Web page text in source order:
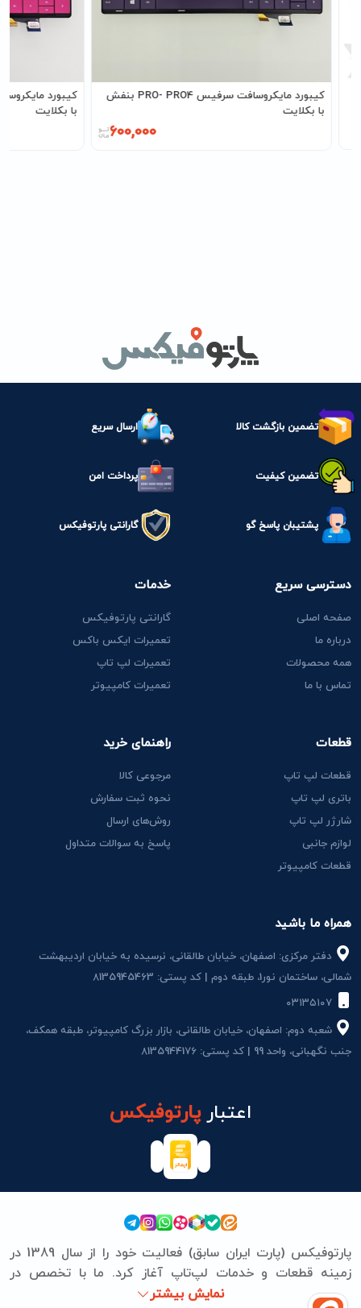
کیبورد مایکروسافت سرفیس PRO- PRO4 بنفش
با بکلایت
600,000
با بکلایت
تضمین بازگشت کالا ارسال سریع
تضمین کیفیت پرداخت امن
پشتیبان پاسخ گو گارانتی پارتوفیکس
همراه ما باشید
دفتر مرکزی: اصفهان، خیابان طالقانی، نرسیده به خیابان اردیبهشت
شمالی، ساختمان نور1، طبقه دوم | کد پستی: 8135945463
شعبه دوم: اصفهان، خیابان طالقانی، بازار بزرگ کامپیوتر، طبقه همکف،
جنب نگهبانی، واحد 99 | کد پستی: 8135944176
دسترسی سریع
صفحه اصلی
درباره ما
همه محصولات
تماس با ما
قطعات
قطعات لپ تاپ
باتری لپ تاپ
شارژر لپ تاپ
لوازم جانبی
قطعات کامپیوتر
خدمات
گارانتی پارتوفیکس
تعمیرات ایکس باکس
تعمیرات لپ تاپ
تعمیرات کامپیوتر
راهنمای خرید
مرجوعی کالا
نحوه ثبت سفارش
روش‌های ارسال
پاسخ به سوالات متداول
اعتبارپارتوفیکس
پارتوفیکس (پارت ایران سابق) فعالیت خود را از سال 1389 در
زمینه قطعات و خدمات لپ‌تاپ آغاز کرد. ما با تخصص در
نمایش بیشتر